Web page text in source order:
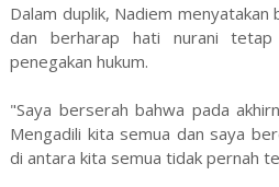
Dalam duplik, Nadiem
dan berharap hati nurani tetap
penegakan hukum.
"Saya berserah bahwa pada
Mengadili kita semua dan saya
di antara kita semua tidak pernah